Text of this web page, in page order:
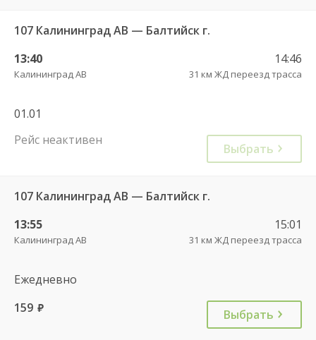
107 Калининград АВ — Балтийск г.
13:40
Калининград АВ
14:46
31 км ЖД переезд трасса
01.01
Рейс неактивен
Выбрать
107 Калининград АВ — Балтийск г.
13:55
Калининград АВ
15:01
31 км ЖД переезд трасса
Ежедневно
159 руб. Выбрать